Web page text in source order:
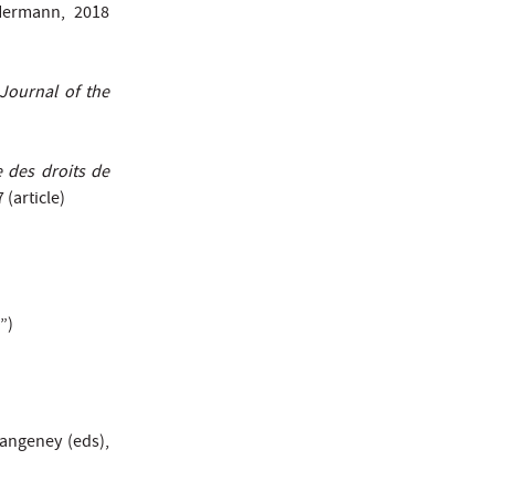
2018
Journal of the
des droits de
(article)
(eds),